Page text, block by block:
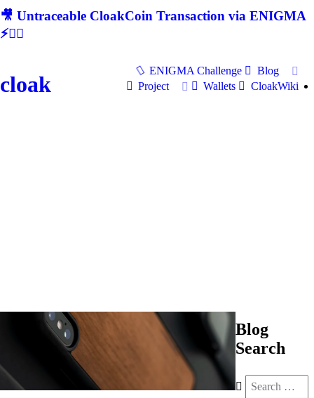
🎥 Untraceable CloakCoin Transaction via ENIGMA
⚡🕵‍♂
cloak
ENIGMA Challenge
Blog
Project
Wallets CloakWiki
Blog
Search